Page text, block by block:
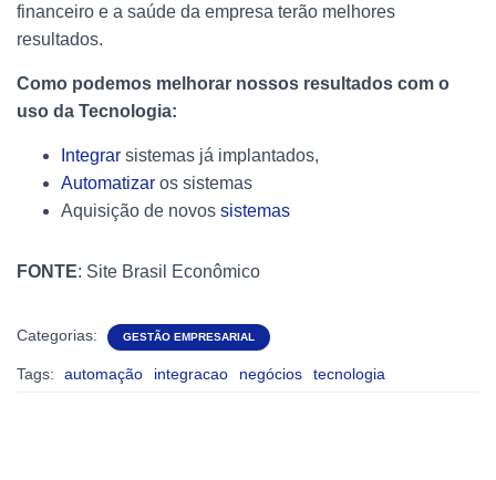
financeiro e a saúde da empresa terão melhores
resultados.
Como podemos melhorar nossos resultados com o
uso da Tecnologia:
Integrar sistemas já implantados,
Automatizar os sistemas
Aquisição de novos sistemas
FONTE: Site Brasil Econômico
Categorias: GESTÃO EMPRESARIAL
Tags: automação integracao negócios tecnologia